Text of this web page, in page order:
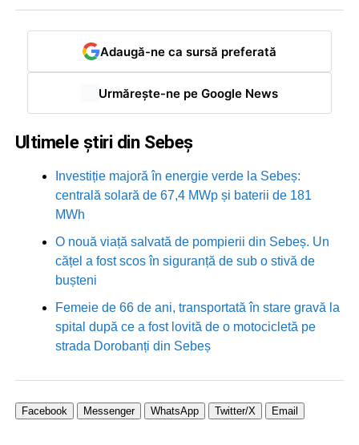
Adaugă-ne ca sursă preferată
Urmărește-ne pe Google News
Ultimele știri din Sebeș
Investiție majoră în energie verde la Sebeș:
centrală solară de 67,4 MWp și baterii de 181
MWh
O nouă viață salvată de pompierii din Sebeș. Un
cățel a fost scos în siguranță de sub o stivă de
bușteni
Femeie de 66 de ani, transportată în stare gravă la
spital după ce a fost lovită de o motocicletă pe
strada Dorobanți din Sebeș
Facebook Messenger WhatsApp Twitter/X Email